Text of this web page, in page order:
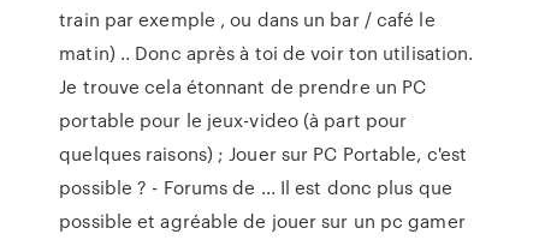
train par exemple , ou dans un bar / café le
matin) .. Donc après à toi de voir ton utilisation.
Je trouve cela étonnant de prendre un PC
portable pour le jeux-video (à part pour
quelques raisons) ; Jouer sur PC Portable, c'est
possible ? - Forums de ... Il est donc plus que
possible et agréable de jouer sur un pc gamer